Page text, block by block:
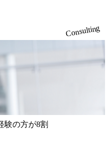
仁氏：新卒でベイカレン
経てXspearに参画 - 梶田
ける戦略策定、DX戦略立
、メディア・エンタメ業
等の新規事業立案を得意と
ュア出身。金融業界を中
案、組織変革、規制対応等
。 - 天野 善仁氏：19卒Pw
ージャー 社員インタビュー
interviews/) 戦略だけの
の風雲児に聞く。“これ
articl
Consultingがえるぼし認定
単位の決められた労働時
を社員の自己裁量に委
りながら効率的に働くこと
全週休2日制 2025年度の
9日、年末年始9日） 有給
合）で、入社日に付与さ
、翌年度に繰り越すこと
より取得可能日数は異な
得できます。 リフレッシ
ごとに、連続5日のリフレ
育児や子の看護、介護など
校1年修了時の3月31日まで
間：通算3年間 短時間勤
Consulting
験の方が8割